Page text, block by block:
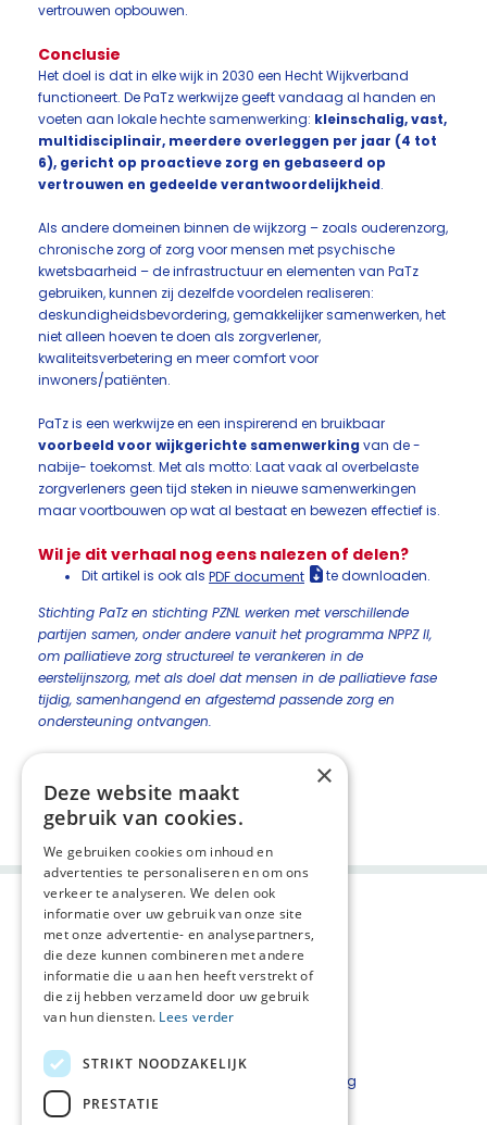
vertrouwen opbouwen.
Conclusie
Het doel is dat in elke wijk in 2030 een Hecht Wijkverband
functioneert. De PaTz werkwijze geeft vandaag al handen en
voeten aan lokale hechte samenwerking: kleinschalig, vast,
multidisciplinair, meerdere overleggen per jaar (4 tot
6), gericht op proactieve zorg en gebaseerd op
vertrouwen en gedeelde verantwoordelijkheid.
Als andere domeinen binnen de wijkzorg – zoals ouderenzorg,
chronische zorg of zorg voor mensen met psychische
kwetsbaarheid – de infrastructuur en elementen van PaTz
gebruiken, kunnen zij dezelfde voordelen realiseren:
deskundigheidsbevordering, gemakkelijker samenwerken, het
niet alleen hoeven te doen als zorgverlener,
kwaliteitsverbetering en meer comfort voor
inwoners/patiënten.
PaTz is een werkwijze en een inspirerend en bruikbaar
voorbeeld voor wijkgerichte samenwerking van de -
nabije- toekomst. Met als motto: Laat vaak al overbelaste
zorgverleners geen tijd steken in nieuwe samenwerkingen
maar voortbouwen op wat al bestaat en bewezen effectief is.
Wil je dit verhaal nog eens nalezen of delen?
Dit artikel is ook als PDF document
te downloaden.
Stichting PaTz en stichting PZNL werken met verschillende
partijen samen, onder andere vanuit het programma NPPZ II,
om palliatieve zorg structureel te verankeren in de
eerstelijnszorg, met als doel dat mensen in de palliatieve fase
tijdig, samenhangend en afgestemd passende zorg en
ondersteuning ontvangen.
Deel deze pagina:
Agenda
Nieuwsflits
Contact
AVG
Privacyverklaring
×
Deze website maakt
gebruik van cookies.
We gebruiken cookies om inhoud en
advertenties te personaliseren en om ons
verkeer te analyseren. We delen ook
informatie over uw gebruik van onze site
met onze advertentie- en analysepartners,
die deze kunnen combineren met andere
informatie die u aan hen heeft verstrekt of
die zij hebben verzameld door uw gebruik
van hun diensten. Lees verder
STRIKT NOODZAKELIJK
PRESTATIE